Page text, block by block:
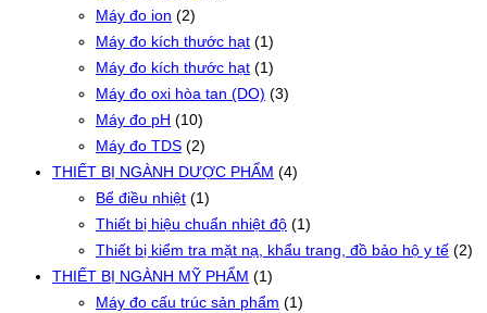
Máy đo ion (2)
Máy đo kích thước hạt (1)
Máy đo kích thước hạt (1)
Máy đo oxi hòa tan (DO) (3)
Máy đo pH (10)
Máy đo TDS (2)
THIẾT BỊ NGÀNH DƯỢC PHẨM (4)
Bể điều nhiệt (1)
Thiết bị hiệu chuẩn nhiệt độ (1)
Thiết bị kiểm tra mặt nạ, khẩu trang, đồ bảo hộ y tế (2)
THIẾT BỊ NGÀNH MỸ PHẨM (1)
Máy đo cấu trúc sản phẩm (1)